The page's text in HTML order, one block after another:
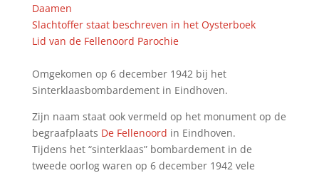
Daamen
Slachtoffer staat beschreven in het Oysterboek
Lid van de Fellenoord Parochie
Omgekomen op 6 december 1942 bij het
Sinterklaasbombardement in Eindhoven.
Zijn naam staat ook vermeld op het monument op de
begraafplaats De Fellenoord in Eindhoven.
Tijdens het “sinterklaas” bombardement in de
tweede oorlog waren op 6 december 1942 vele